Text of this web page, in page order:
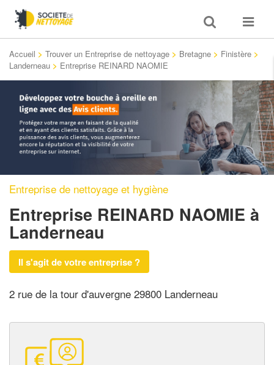
Toggle
search
Toggle
Accueil > Trouver un Entreprise de nettoyage > Bretagne > Finistère >
Landerneau > Entreprise REINARD NAOMIE
Entreprise de nettoyage et hygiène
Entreprise REINARD NAOMIE à
Landerneau
Il s'agit de votre entreprise ?
2 rue de la tour d'auvergne 29800 Landerneau